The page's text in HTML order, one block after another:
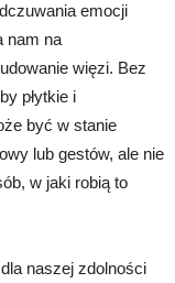
emocji
nam na
więzi. Bez
płytkie i
być w stanie
lub gestów, ale nie
w jaki robią to
naszej zdolności